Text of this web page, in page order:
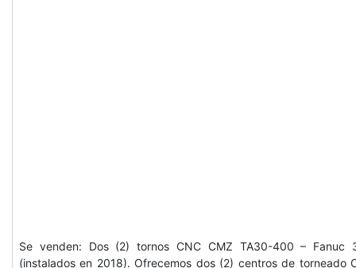
Se venden: Dos (2) tornos CNC CMZ TA30-400 – Fanuc
(instalados en 2018). Ofrecemos dos (2) centros de torneado